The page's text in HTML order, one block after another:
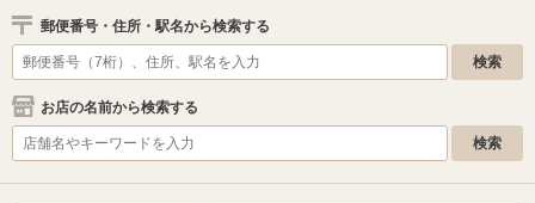
郵便番号・住所・駅名から検索する
お店の名前から検索する